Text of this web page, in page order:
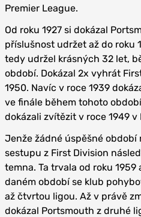
Premier League.
Od roku 1927 si dokázal
příslušnost udržet až do roku
tedy udržel krásných 32 let,
období. Dokázal 2x vyhrát
1950. Navíc v roce 1939
ve finále během tohoto
dokázali zvítězit v roce 1949 v
Jenže žádné úspěšné období
sestupu z First Division
temna. Ta trvala od roku 1959
daném období se klub
až čtvrtou ligou. Až v právě
dokázal Portsmouth z druhé